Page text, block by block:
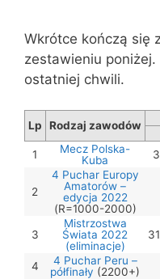
Wkrótce kończą się
zestawieniu
ostatniej chwili.
Lp Rodzaj zawodów
1
Mecz Polska-
Kuba
2
4 Puchar Europy
Amatorów –
edycja 2022
(R=1000-2000)
3
Mistrzostwa
Świata 2022
(eliminacje)
4
4 Puchar Peru –
półfinały (2200+)